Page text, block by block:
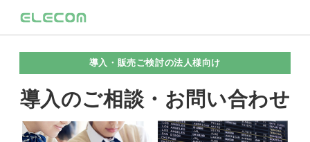
導入・販売ご検討の法人様向け
導入のご相談・お問い合わせ